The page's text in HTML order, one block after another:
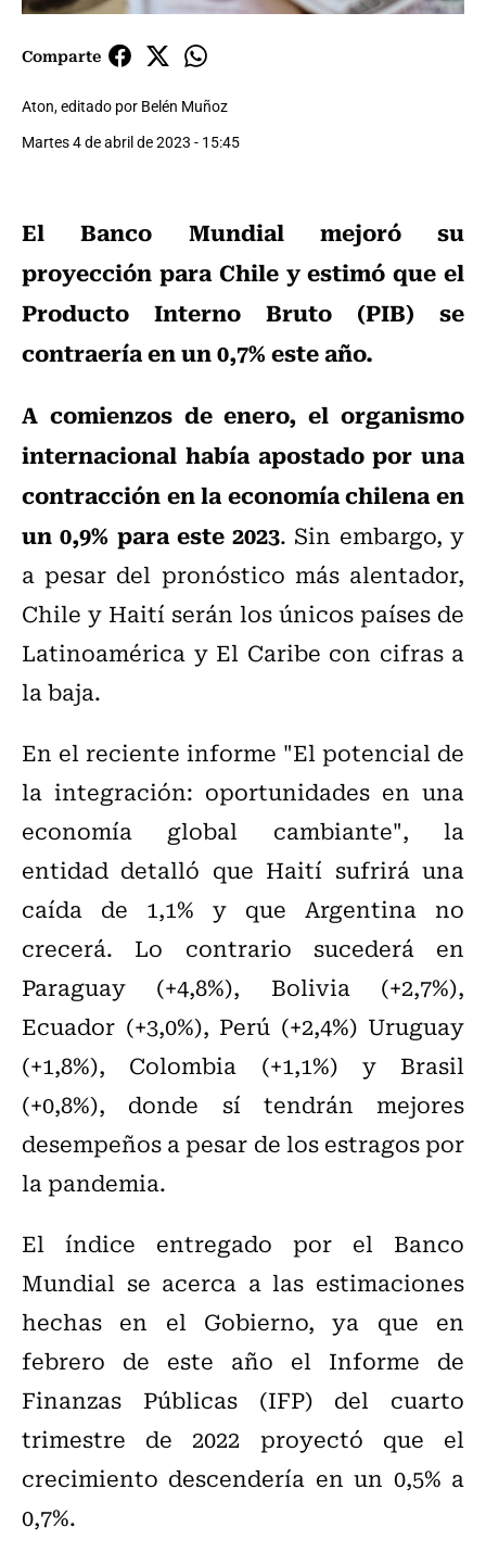
Comparte
Aton, editado por Belén Muñoz
Martes 4 de abril de 2023 - 15:45
El Banco Mundial mejoró su
proyección para Chile y estimó que el
Producto Interno Bruto (PIB) se
contraería en un 0,7% este año.
A comienzos de enero, el organismo
internacional había apostado por una
contracción en la economía chilena en
un 0,9% para este 2023. Sin embargo, y
a pesar del pronóstico más alentador,
Chile y Haití serán los únicos países de
Latinoamérica y El Caribe con cifras a
la baja.
En el reciente informe "El potencial de
la integración: oportunidades en una
economía global cambiante", la
entidad detalló que Haití sufrirá una
caída de 1,1% y que Argentina no
crecerá. Lo contrario sucederá en
Paraguay (+4,8%), Bolivia (+2,7%),
Ecuador (+3,0%), Perú (+2,4%) Uruguay
(+1,8%), Colombia (+1,1%) y Brasil
(+0,8%), donde sí tendrán mejores
desempeños a pesar de los estragos por
la pandemia.
El índice entregado por el Banco
Mundial se acerca a las estimaciones
hechas en el Gobierno, ya que en
febrero de este año el Informe de
Finanzas Públicas (IFP) del cuarto
trimestre de 2022 proyectó que el
crecimiento descendería en un 0,5% a
0,7%.